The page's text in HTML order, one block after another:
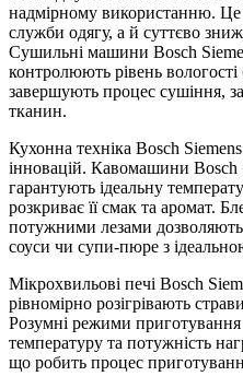
надмірному використанню.
служби одягу, а й суттєво
Сушильні машини Bosch
контролюють рівень
завершують процес сушіння,
тканин.
Кухонна техніка Bosch
інновацій. Кавомашини Bosch
гарантують ідеальну
розкриває її смак та аромат.
потужними лезами
соуси чи супи-пюре з
Мікрохвильові печі Bosch
рівномірно розігрівають
Розумні режими
температуру та потужність
що робить процес